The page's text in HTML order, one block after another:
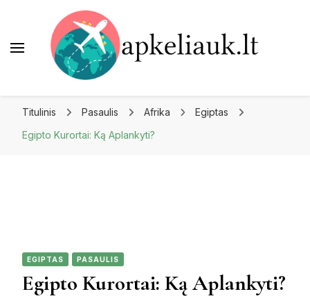
Titulinis Pasaulis Afrika
Egiptas
Egipto Kurortai: Ką Aplankyti?
EGIPTAS PASAULIS
Egipto Kurortai: Ką Aplankyti?